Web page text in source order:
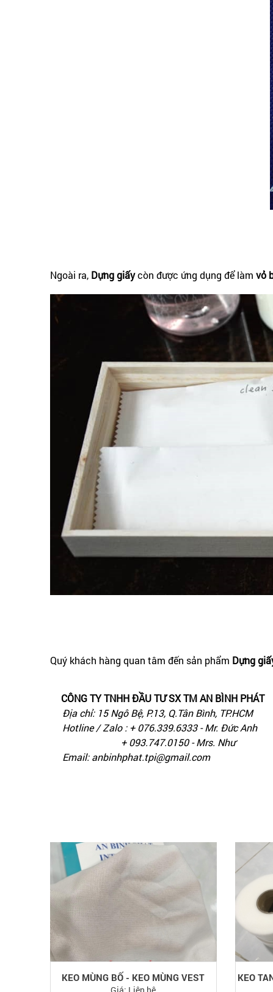
Ngoài ra, Dựng giấycòn được ứng dụng để làm vỏ
Quý khách hàng quan tâm đến sản phẩm Dựng
CÔNG TY TNHH ĐẦU TƯ SX TM AN BÌNH PHÁT
Địa chỉ: 15 Ngô Bệ, P.13, Q.Tân Bình, TP.HCM
Hotline / Zalo : + 076.339.6333 - Mr. Đức Anh
+ 093.747.0150 - Mrs. Như
Email: anbinhphat.tpi@gmail.com
KEO MÙNG BỐ - KEO MÙNG VEST KEO